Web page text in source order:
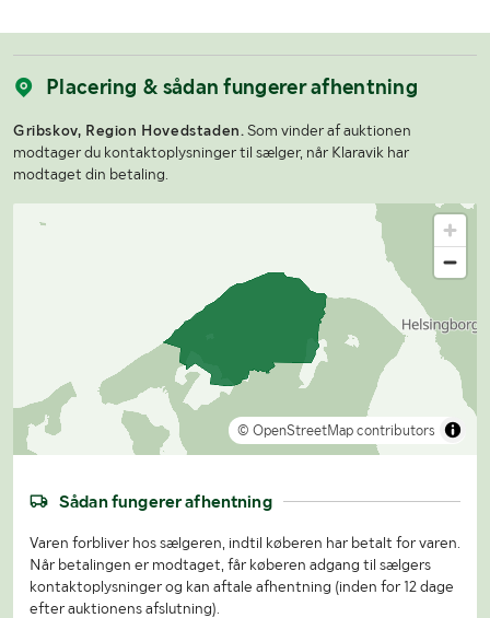
Placering & sådan fungerer afhentning
Gribskov, Region Hovedstaden. Som vinder af auktionen
modtager du kontaktoplysninger til sælger, når Klaravik har
modtaget din betaling.
© OpenStreetMap contributors
Sådan fungerer afhentning
Varen forbliver hos sælgeren, indtil køberen har betalt for varen.
Når betalingen er modtaget, får køberen adgang til sælgers
kontaktoplysninger og kan aftale afhentning (inden for 12 dage
efter auktionens afslutning).